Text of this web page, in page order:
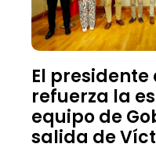
El
refuerza la
equipo de
salida de